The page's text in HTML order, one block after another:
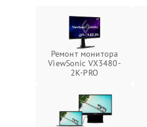
Ремонт монитора
ViewSonic VX3480-
2K-PRO